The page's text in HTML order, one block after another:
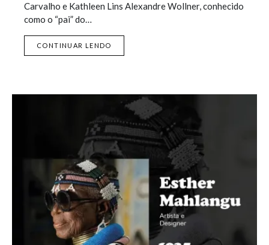
Carvalho e Kathleen Lins Alexandre Wollner, conhecido
como o “pai” do…
CONTINUAR LENDO